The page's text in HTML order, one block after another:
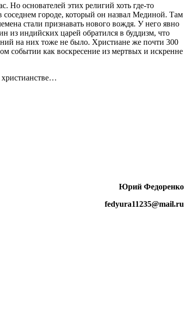
Но основателей этих религий хоть где-то
городе, который он назвал Мединой. Там
стали признавать нового вождя. У него явно
из индийских царей обратился в буддизм, что
на них тоже не было. Христиане же почти 300
событии как воскресение из мертвых и искренне
Юрий Федоренко
fedyura11235@mail.ru